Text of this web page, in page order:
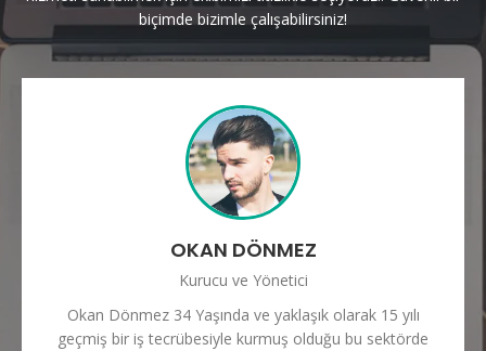
biçimde bizimle çalışabilirsiniz!
OKAN DÖNMEZ
Kurucu ve Yönetici
Okan Dönmez 34 Yaşında ve yaklaşık olarak 15 yılı
geçmiş bir iş tecrübesiyle kurmuş olduğu bu sektörde